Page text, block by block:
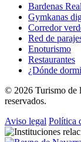
Bardenas
Gymkanas
Corredor
Red de
Enoturismo
Restaurantes
¿Dónde
© 2026 Turismo de
reservados.
Aviso legal Política